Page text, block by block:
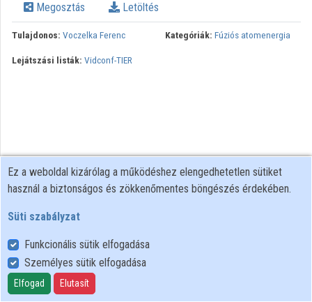
Megosztás Letöltés
Tulajdonos: Voczelka Ferenc Kategóriák: Fúziós atomenergia
Lejátszási listák: Vidconf-TIER
Felhasználói szabályzat
Adatkezelési tájékoztató
Süti szabályzat
Ez a weboldal kizárólag a működéshez elengedhetetlen sütiket
használ a biztonságos és zökkenőmentes böngészés érdekében.
Süti szabályzat
Funkcionális sütik elfogadása
Személyes sütik elfogadása
Elfogad Elutasít